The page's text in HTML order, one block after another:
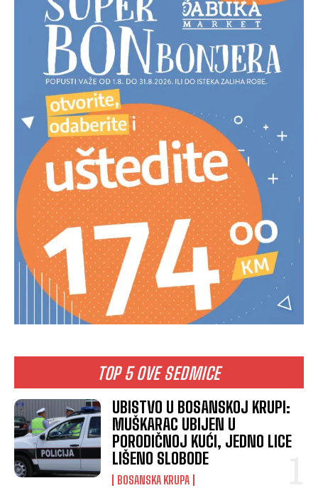
TOP 5 OVE SEDMICE
UBISTVO U BOSANSKOJ KRUPI:
MUŠKARAC UBIJEN U
PORODIČNOJ KUĆI, JEDNO LICE
LIŠENO SLOBODE
BOSANSKA KRUPA